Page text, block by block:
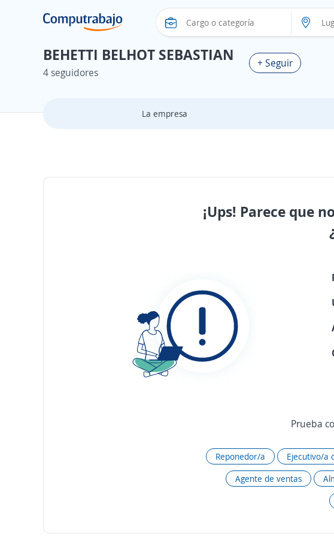
BEHETTI BELHOT SEBASTIAN
4 seguidores
+ Seguir
La empresa
¡Ups! Parece que
Prueba
Reponedor/a Ejecutivo/a
Agente de ventas